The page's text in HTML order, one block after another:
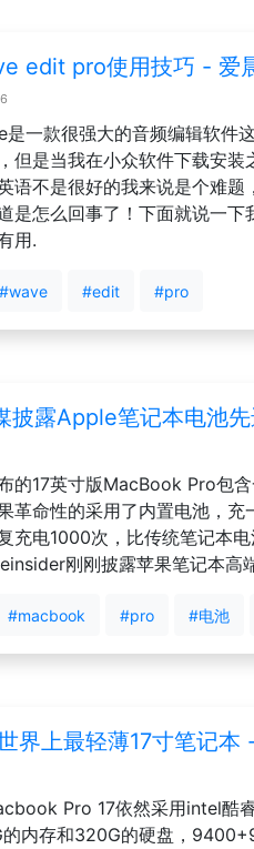
edit pro使用技巧 - 爱
一款很强大的音频编辑软件
但是当我在小众软件下载安装
语不是很好的我来说是个难题
是怎么回事了！下面就说一
用.
#wave #edit #pro
披露Apple笔记本电池
的17英寸版MacBook Pro包
革命性的采用了内置电池，充
充电1000次，比传统笔记本
刚刚披露苹果笔记本高
#macbook #pro #电池
界上最轻薄17寸笔记
Pro 17依然采用intel酷
内存和320G的硬盘，